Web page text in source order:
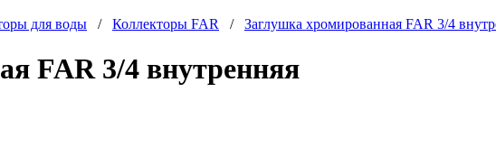
для воды / Коллекторы FAR / Заглушка хромированная FAR 3/4
FAR 3/4 внутренняя